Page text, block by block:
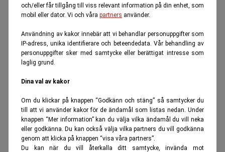
och/eller får tillgång till viss relevant information på din enhet, som
mobil eller dator. Vi och våra partners använder.
Användning av kakor innebär att vi behandlar personuppgifter som
IP-adress, unika identifierare och beteendedata. Vår behandling av
personuppgifter sker med samtycke eller berättigat intresse som
laglig grund.
Dina val av kakor
Om du klickar på knappen “Godkänn och stäng” så samtycker du
till att vi använder kakor för de ändamål som listas nedan. Under
knappen “Mer information” kan du välja vilka ändamål du vill neka
eller godkänna. Du kan också välja vilka partners du vill godkänna
genom att klicka på knappen “visa våra partners”.
Du kan när du vill återkalla ditt samtycke, invända mot